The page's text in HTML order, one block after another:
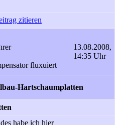
zitieren
fluxuiert
13.08.2008,
14:35 Uhr
Hartschaumplatten
habe ich hier